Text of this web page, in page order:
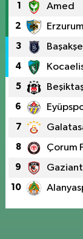
1 Amed
2
3
4
5
6
7
8 Çorum
9
10